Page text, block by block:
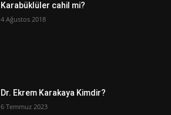
Karabüklüler cahil mi?
4 Ağustos 2018
Dr. Ekrem Karakaya Kimdir?
6 Temmuz 2023